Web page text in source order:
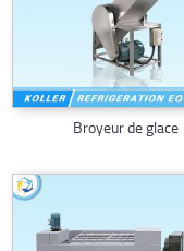
Broyeur de glace